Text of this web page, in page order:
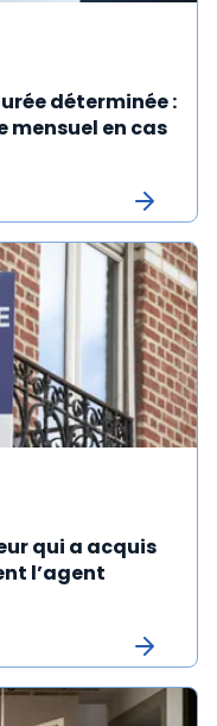
déterminée :
en cas
qui a acquis
l’agent